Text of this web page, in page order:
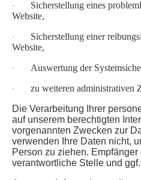
· Sicherstellung eines
Website,
· Sicherstellung einer
Website,
· Auswertung der
· zu weiteren administrativen
Die Verarbeitung Ihrer
auf unserem berechtigten
vorgenannten Zwecken zur
verwenden Ihre Daten nicht,
Person zu ziehen.
verantwortliche Stelle und